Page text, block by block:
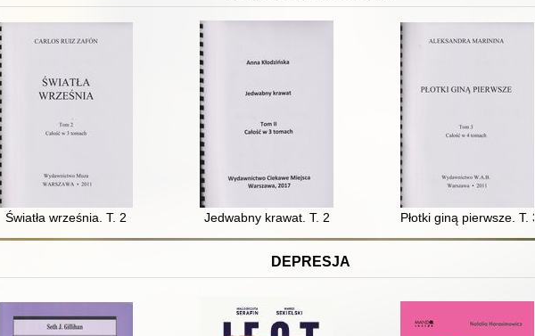
Światła września. T. 2 Jedwabny krawat. T. 2 Płotki giną pierwsze. T. 3
DEPRESJA